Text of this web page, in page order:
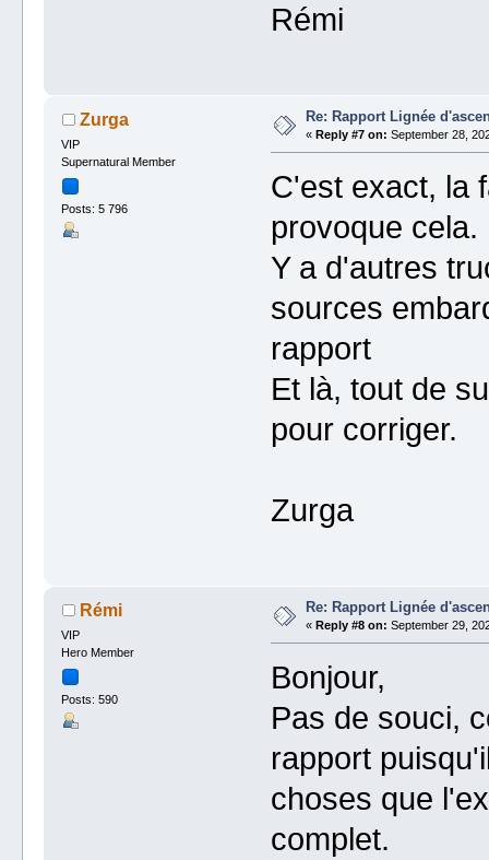
Rémi
Zurga
VIP
Supernatural Member
Posts: 5 796
Re: Rapport Lignée
«Reply #7 on: September 28,
C'est exact, la
provoque cela.
Y a d'autres
sources
rapport
Et là, tout de
pour corriger.
Zurga
Rémi
VIP
Hero Member
Posts: 590
Re: Rapport Lignée
«Reply #8 on: September 29,
Bonjour,
Pas de souci,
rapport
choses que
complet.